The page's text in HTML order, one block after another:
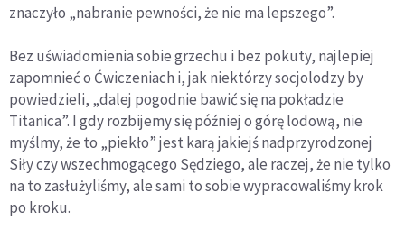
znaczyło „nabranie pewności, że nie ma lepszego”.
Bez uświadomienia sobie grzechu i bez pokuty, najlepiej
zapomnieć o Ćwiczeniach i, jak niektórzy socjolodzy by
powiedzieli, „dalej pogodnie bawić się na pokładzie
Titanica”. I gdy rozbijemy się później o górę lodową, nie
myślmy, że to „piekło” jest karą jakiejś nadprzyrodzonej
Siły czy wszechmogącego Sędziego, ale raczej, że nie tylko
na to zasłużyliśmy, ale sami to sobie wypracowaliśmy krok
po kroku.